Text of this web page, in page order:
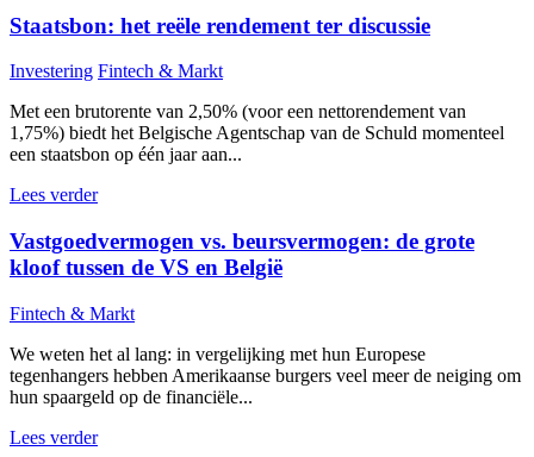
Staatsbon: het reële rendement ter discussie
Investering Fintech & Markt
Met een brutorente van 2,50% (voor een nettorendement van
1,75%) biedt het Belgische Agentschap van de Schuld momenteel
een staatsbon op één jaar aan...
Lees verder
Vastgoedvermogen vs. beursvermogen: de grote
kloof tussen de VS en België
Fintech & Markt
We weten het al lang: in vergelijking met hun Europese
tegenhangers hebben Amerikaanse burgers veel meer de neiging om
hun spaargeld op de financiële...
Lees verder